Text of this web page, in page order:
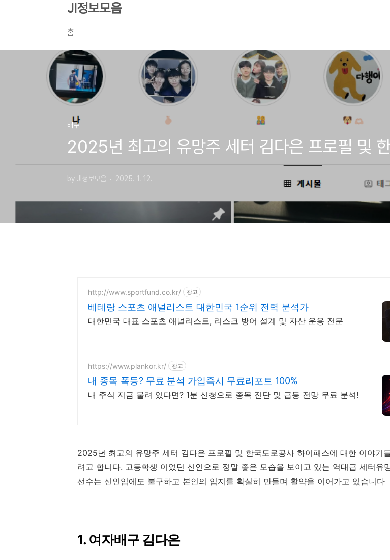
JI정보모음
홈
배구
2025년 최고의 유망주 세터 김다은 프로필 및
by JI정보모음 2025. 1. 12.
http://www.sportfund.co.kr/ 광고
베테랑 스포츠 애널리스트 대한민국 1순위 전력 분석가
대한민국 대표 스포츠 애널리스트, 리스크 방어 설계 및 자산 운용 전문
https://www.plankor.kr/ 광고
내 종목 폭등? 무료 분석 가입즉시 무료리포트 100%
내 주식 지금 물려 있다면? 1분 신청으로 종목 진단 및 급등 전망 무료 분석!
2025년 최고의 유망주 세터 김다은 프로필 및 한국도로공사 하이패스에 대한 이야기
려고 합니다. 고등학생 이었던 신인으로 정말 좋은 모습을 보이고 있는 역대급 세터유
선수는 신인임에도 불구하고 본인의 입지를 확실히 만들며 활약을 이어가고 있습니다
1. 여자배구 김다은